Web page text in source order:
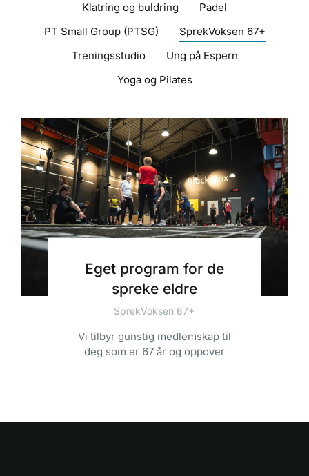
Klatring og buldring
Padel
PT Small Group (PTSG)
SprekVoksen 67+
Treningsstudio
Ung på Espern
Yoga og Pilates
Eget program for de
spreke eldre
SprekVoksen 67+
Vi tilbyr gunstig medlemskap til
deg som er 67 år og oppover